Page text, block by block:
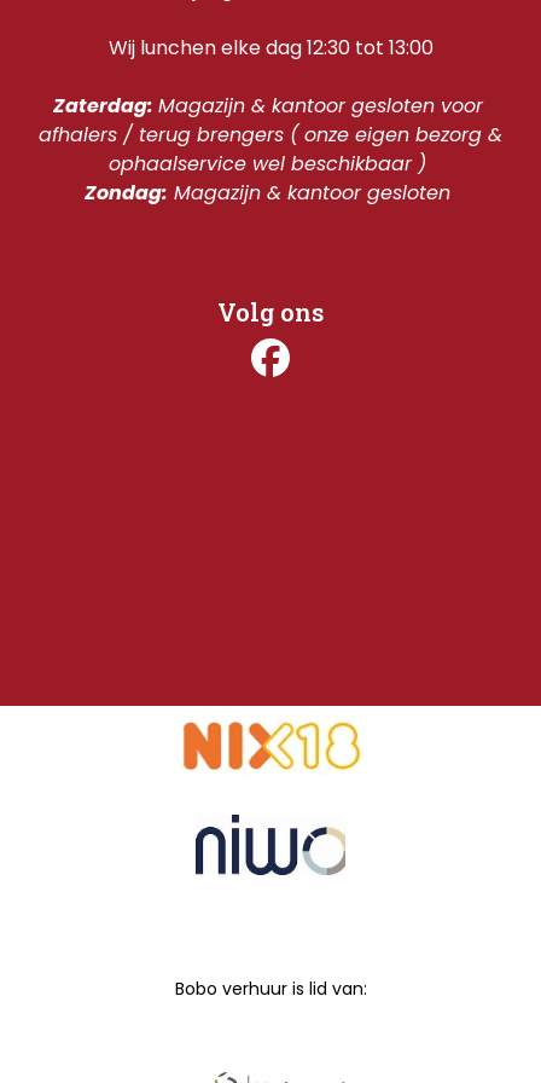
Wij lunchen elke dag 12:30 tot 13:00
Zaterdag: Magazijn & kantoor gesloten voor
afhalers / terug brengers ( onze eigen bezorg &
ophaalservice wel beschikbaar )
Zondag: Magazijn & kantoor gesloten
Volg ons
Bobo verhuur is lid van: